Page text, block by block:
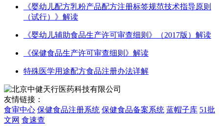
《婴幼儿配方乳粉产品配方注册标签规范技术指导原则
（试行）》解读
《婴幼儿辅助食品生产许可审查细则》（2017版）解读
《保健食品生产许可审查细则》解读
特殊医学用途配方食品注册办法详解
友情链接：
食审中心 保健食品注册系统 保健食品备案系统 蓝帽子库 51批
文网 食速查